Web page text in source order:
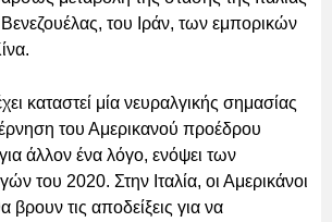
του Ιράν, των εμπορικών
καταστεί μία νευραλγικής σημασίας
του Αμερικανού προέδρου
άλλον ένα λόγο, ενόψει των
του 2020. Στην Ιταλία, οι Αμερικάνοι
βρουν τις αποδείξεις για να